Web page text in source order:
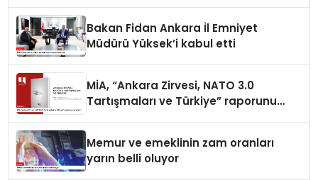
Bakan Fidan Ankara İl Emniyet
Müdürü Yüksek’i kabul etti
MİA, “Ankara Zirvesi, NATO 3.0
Tartışmaları ve Türkiye” raporunu
Memur ve emeklinin zam oranları
yarın belli oluyor